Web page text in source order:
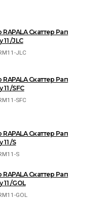
Скаттер Рап
/JLC
JLC
Скаттер Рап
/SFC
SFC
Скаттер Рап
/S
S
Скаттер Рап
/GOL
GOL